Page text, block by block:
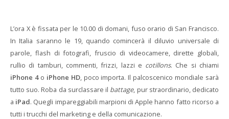
L’ora X è fissata per le 10.00 di domani, fuso orario di San Francisco.
In Italia saranno le 19, quando comincerà il diluvio universale di
parole, flash di fotografi, fruscio di videocamere, dirette globali,
rullio di tamburi, commenti, frizzi, lazzi e cotillons. Che si chiami
iPhone 4o iPhone HD, poco importa. Il palcoscenico mondiale sarà
tutto suo. Roba da surclassare il battage, pur straordinario, dedicato
a iPad. Quegli impareggiabili marpioni di Apple hanno fatto ricorso a
tutti i trucchi del marketing e della comunicazione.